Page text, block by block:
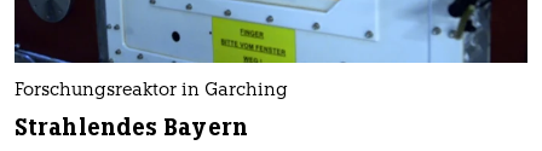
Forschungsreaktor in Garching
Strahlendes Bayern